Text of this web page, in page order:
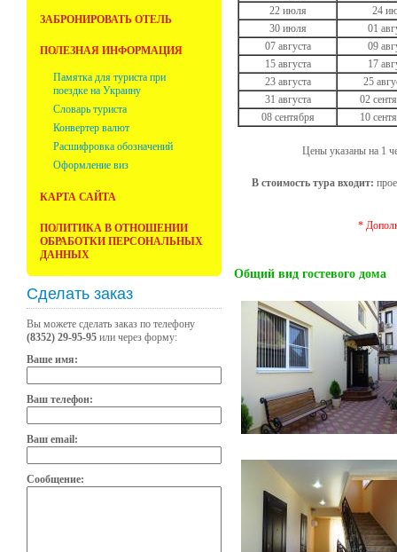
ЗАБРОНИРОВАТЬ ОТЕЛЬ
ПОЛЕЗНАЯ ИНФОРМАЦИЯ
Памятка для туриста при
поездке на Украину
Словарь туриста
Конвертер валют
Расшифровка обозначений
Оформление виз
КАРТА САЙТА
ПОЛИТИКА В ОТНОШЕНИИ
ОБРАБОТКИ ПЕРСОНАЛЬНЫХ
ДАННЫХ
Сделать заказ
Вы можете сделать заказ по телефону
(8352) 29-95-95 или через форму:
Ваше имя:
Ваш телефон:
Ваш email:
Сообщение:
22 июля
24
30 июля
01
07 августа
09
15 августа
17
23 августа
25
31 августа
02
08 сентября
10
Цены указаны на 1
В стоимость тура входит:
*
Общий вид гостевого дома